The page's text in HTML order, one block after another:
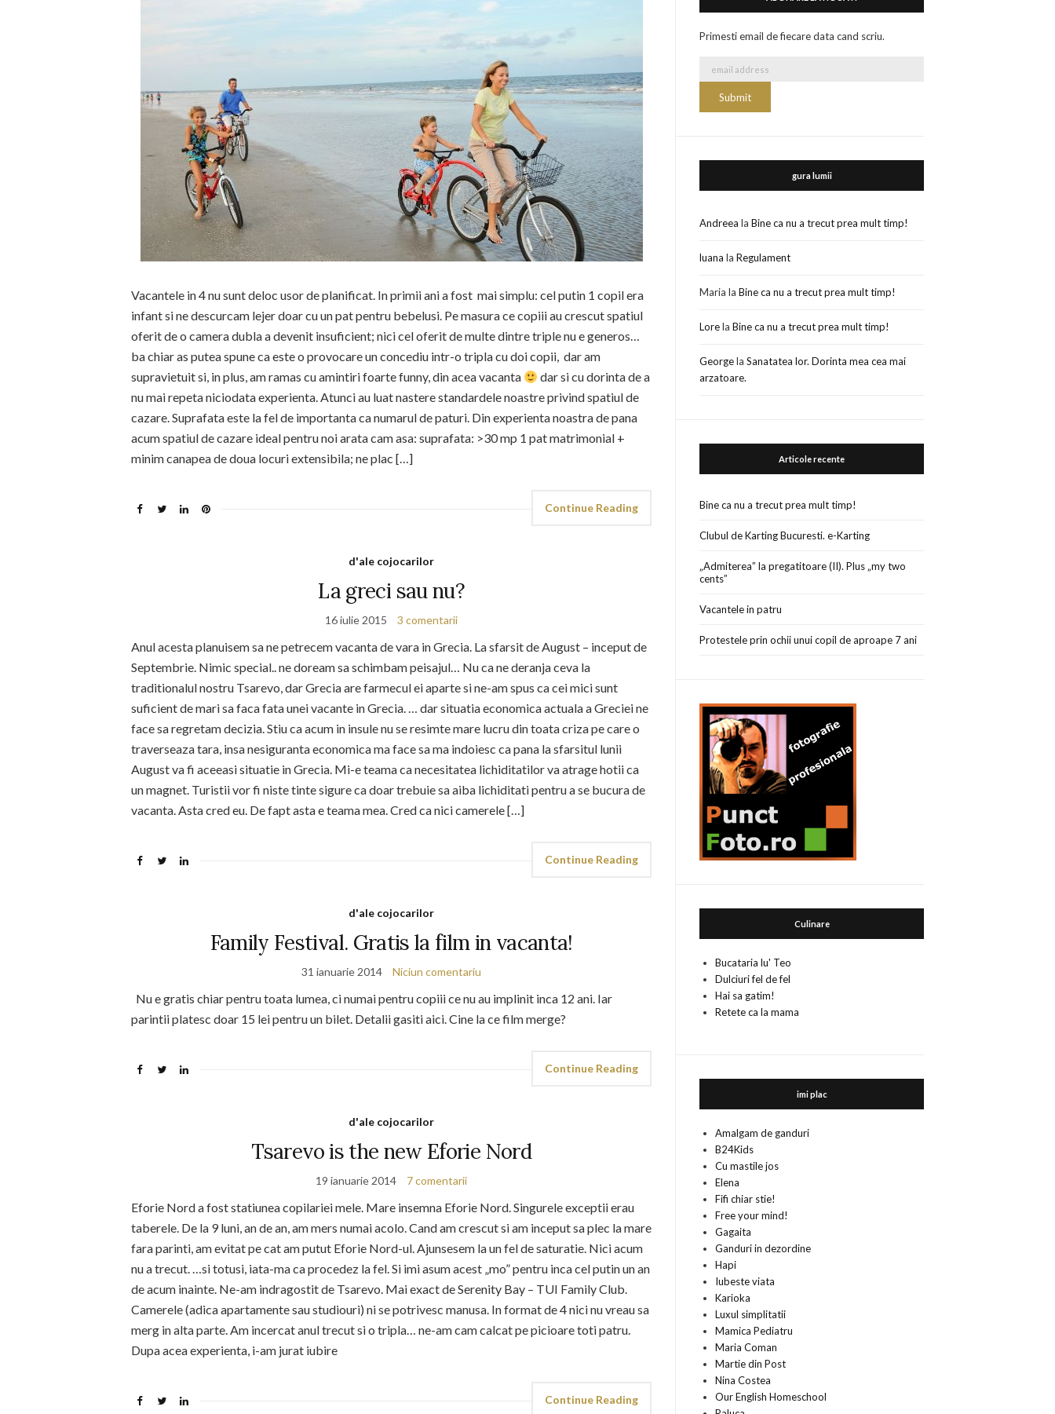
Vacantele in 4 nu sunt deloc usor de planificat. In primii ani a fost mai simplu: cel putin 1 copil era
infant si ne descurcam lejer doar cu un pat pentru bebelusi. Pe masura ce copiii au crescut spatiul
oferit de o camera dubla a devenit insuficient; nici cel oferit de multe dintre triple nu e generos…
ba chiar as putea spune ca este o provocare un concediu intr-o tripla cu doi copii, dar am
supravietuit si, in plus, am ramas cu amintiri foarte funny, din acea vacanta
dar si cu dorinta de a
nu mai repeta niciodata experienta. Atunci au luat nastere standardele noastre privind spatiul de
cazare. Suprafata este la fel de importanta ca numarul de paturi. Din experienta noastra de pana
acum spatiul de cazare ideal pentru noi arata cam asa: suprafata: >30 mp 1 pat matrimonial +
minim canapea de doua locuri extensibila; ne plac […]
Continue Reading
d'ale cojocarilor
La greci sau nu?
16 iulie 2015 3 comentarii
Anul acesta planuisem sa ne petrecem vacanta de vara in Grecia. La sfarsit de August – inceput de
Septembrie. Nimic special.. ne doream sa schimbam peisajul… Nu ca ne deranja ceva la
traditionalul nostru Tsarevo, dar Grecia are farmecul ei aparte si ne-am spus ca cei mici sunt
suficient de mari sa faca fata unei vacante in Grecia. … dar situatia economica actuala a Greciei ne
face sa regretam decizia. Stiu ca acum in insule nu se resimte mare lucru din toata criza pe care o
traverseaza tara, insa nesiguranta economica ma face sa ma indoiesc ca pana la sfarsitul lunii
August va fi aceeasi situatie in Grecia. Mi-e teama ca necesitatea lichiditatilor va atrage hotii ca
un magnet. Turistii vor fi niste tinte sigure ca doar trebuie sa aiba lichiditati pentru a se bucura de
vacanta. Asta cred eu. De fapt asta e teama mea. Cred ca nici camerele […]
Continue Reading
d'ale cojocarilor
Family Festival. Gratis la film in vacanta!
31 ianuarie 2014 Niciun comentariu
Nu e gratis chiar pentru toata lumea, ci numai pentru copiii ce nu au implinit inca 12 ani. Iar
parintii platesc doar 15 lei pentru un bilet. Detalii gasiti aici. Cine la ce film merge?
Continue Reading
d'ale cojocarilor
Tsarevo is the new Eforie Nord
19 ianuarie 2014 7 comentarii
Eforie Nord a fost statiunea copilariei mele. Mare insemna Eforie Nord. Singurele exceptii erau
taberele. De la 9 luni, an de an, am mers numai acolo. Cand am crescut si am inceput sa plec la mare
fara parinti, am evitat pe cat am putut Eforie Nord-ul. Ajunsesem la un fel de saturatie. Nici acum
nu a trecut. …si totusi, iata-ma ca procedez la fel. Si imi asum acest „mo” pentru inca cel putin un an
de acum inainte. Ne-am indragostit de Tsarevo. Mai exact de Serenity Bay – TUI Family Club.
Camerele (adica apartamente sau studiouri) ni se potrivesc manusa. In format de 4 nici nu vreau sa
merg in alta parte. Am incercat anul trecut si o tripla… ne-am cam calcat pe picioare toti patru.
Dupa acea experienta, i-am jurat iubire
Continue Reading
Primesti email de fiecare data cand scriu.
gura lumii
Andreea laBine ca nu a trecut prea mult timp!
luana laRegulament
Maria laBine ca nu a trecut prea mult timp!
LorelaBine ca nu a trecut prea mult timp!
GeorgelaSanatatea lor. Dorinta mea cea mai
arzatoare.
Articole recente
Bine ca nu a trecut prea mult timp!
Clubul de Karting Bucuresti. e-Karting
„Admiterea” la pregatitoare (II). Plus „my two
cents”
Vacantele in patru
Protestele prin ochii unui copil de aproape 7 ani
Culinare
Bucataria lu' Teo
Dulciuri fel de fel
Hai sa gatim!
Retete ca la mama
imi plac
Amalgam de ganduri
B24Kids
Cu mastile jos
Elena
Fifi chiar stie!
Free your mind!
Gagaita
Ganduri in dezordine
Hapi
Iubeste viata
Karioka
Luxul simplitatii
Mamica Pediatru
Maria Coman
Martie din Post
Nina Costea
Our English Homeschool